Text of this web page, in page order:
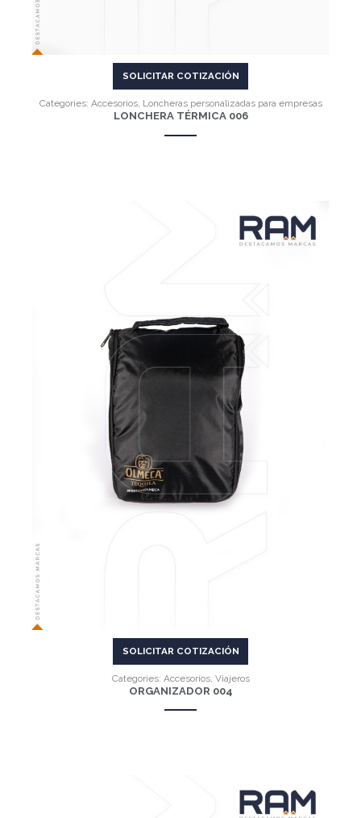
SOLICITAR COTIZACIÓN
Categories: Accesorios, Loncheras personalizadas para empresas
LONCHERA TÉRMICA 006
SOLICITAR COTIZACIÓN
Categories: Accesorios, Viajeros
ORGANIZADOR 004